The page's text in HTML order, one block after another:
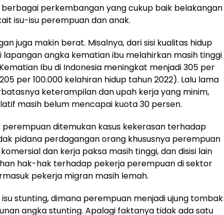
perkembangan yang cukup baik belakangan
isu-isu perempuan dan anak.
juga makin berat. Misalnya, dari sisi kualitas hidup
angka kematian ibu melahirkan masih tinggi
Ibu di Indonesia meningkat menjadi 305 per
per 100.000 kelahiran hidup tahun 2022). Lalu lama
keterampilan dan upah kerja yang minim,
masih belum mencapai kuota 30 persen.
ditemukan kasus kekerasan terhadap
pidana perdagangan orang khususnya perempuan
dan kerja paksa masih tinggi, dan disisi lain
hak-hak terhadap pekerja perempuan di sektor
pekerja migran masih lemah.
stunting, dimana perempuan menjadi ujung tombak
angka stunting. Apalagi faktanya tidak ada satu